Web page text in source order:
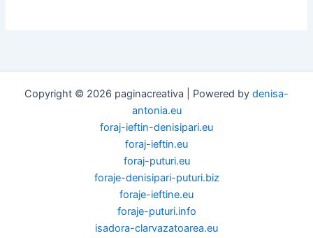
Copyright © 2026 paginacreativa | Powered by denisa-
antonia.eu
foraj-ieftin-denisipari.eu
foraj-ieftin.eu
foraj-puturi.eu
foraje-denisipari-puturi.biz
foraje-ieftine.eu
foraje-puturi.info
isadora-clarvazatoarea.eu